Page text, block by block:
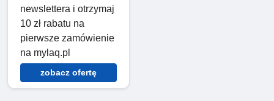
newslettera i otrzymaj
10 zł rabatu na
pierwsze zamówienie
na mylaq.pl
zobacz ofertę